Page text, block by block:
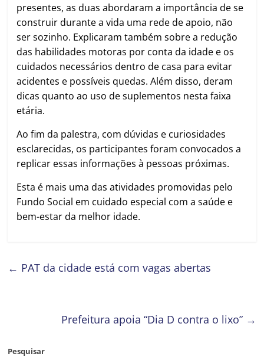
presentes, as duas abordaram a importância de se
construir durante a vida uma rede de apoio, não
ser sozinho. Explicaram também sobre a redução
das habilidades motoras por conta da idade e os
cuidados necessários dentro de casa para evitar
acidentes e possíveis quedas. Além disso, deram
dicas quanto ao uso de suplementos nesta faixa
etária.
Ao fim da palestra, com dúvidas e curiosidades
esclarecidas, os participantes foram convocados a
replicar essas informações à pessoas próximas.
Esta é mais uma das atividades promovidas pelo
Fundo Social em cuidado especial com a saúde e
bem-estar da melhor idade.
← PAT da cidade está com vagas abertas
Prefeitura apoia “Dia D contra o lixo” →
Pesquisar